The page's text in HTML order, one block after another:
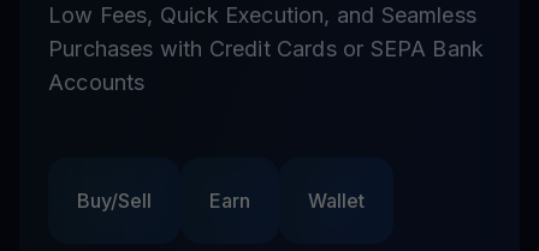
Low Fees, Quick Execution, and Seamless
Purchases with Credit Cards or SEPA Bank
Accounts
Buy/Sell Earn Wallet